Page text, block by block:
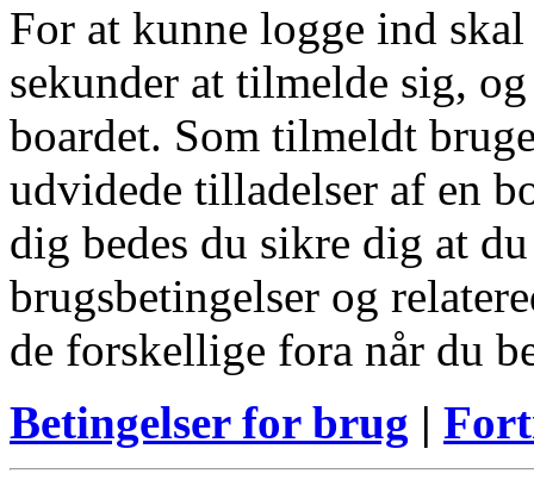
For at kunne logge ind
sekunder at tilmelde sig,
boardet. Som tilmeldt
udvidede tilladelser af en
dig bedes du sikre dig at
brugsbetingelser og
de forskellige fora når du
Betingelser for brug |